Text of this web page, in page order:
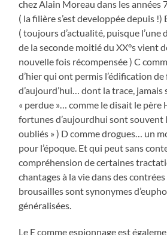
chez Alain Moreau dans les années
( la filière s’est developpée depuis !)
( toujours d’actualité, puisque l’une
de la seconde moitié du XX°s vient
nouvelle fois récompensée ) C
d’hier qui ont permis l’édification
d’aujourd’hui… dont la trace, jamais
« perdue »… comme le disait le père
fortunes d’aujourdhui sont souvent
oubliés » ) D comme drogues… un
pour l’époque. Et qui peut sans
compréhension de certaines
chantages à la vie dans des
brousailles sont synonymes
généralisées.
Le E comme espionnage est